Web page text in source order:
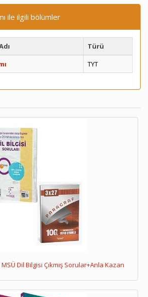
ile ilgili bölümler
Türü
TYT
Dil Bilgisi Çıkmış Sorular+Anla Kazan